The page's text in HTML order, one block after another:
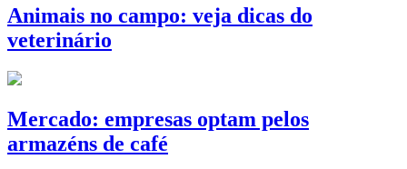
Animais no campo: veja dicas do
veterinário
Mercado: empresas optam pelos
armazéns de café